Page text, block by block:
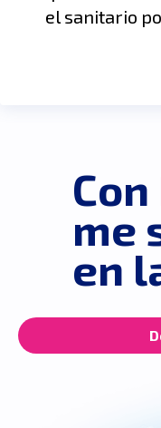
el sanitario
Con
me
en